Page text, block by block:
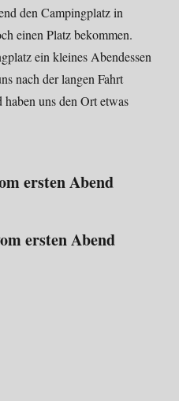
den Campingplatz in
einen Platz bekommen.
ein kleines Abendessen
nach der langen Fahrt
haben uns den Ort etwas
ersten Abend
ersten Abend